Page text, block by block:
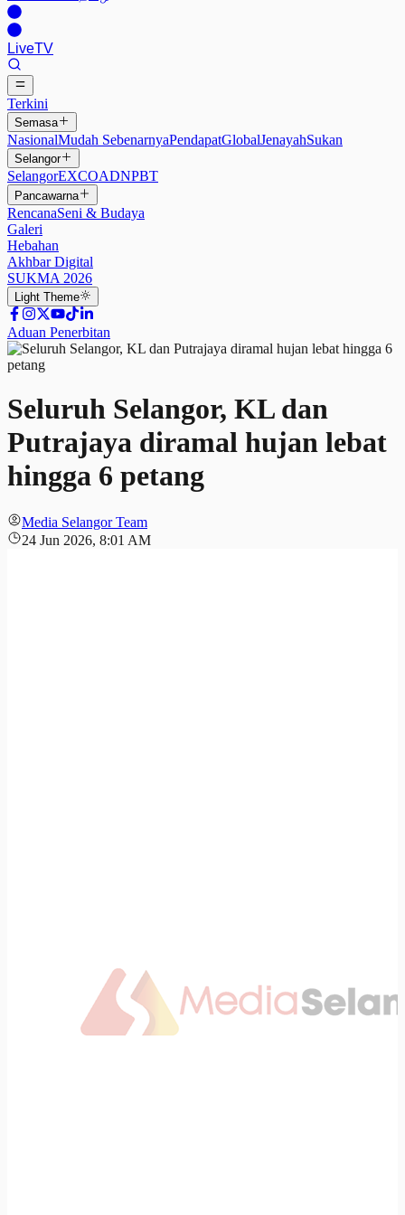
LiveTV
Terkini
Semasa
NasionalMudah SebenarnyaPendapatGlobalJenayahSukan
Selangor
SelangorEXCOADNPBT
Pancawarna
RencanaSeni & Budaya
Galeri
Hebahan
Akhbar Digital
SUKMA 2026
Light Theme
Aduan Penerbitan
Seluruh Selangor, KL dan
Putrajaya diramal hujan lebat
hingga 6 petang
Media Selangor Team
24 Jun 2026, 8:01 AM